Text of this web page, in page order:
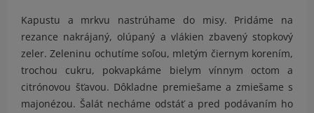
Kapustu a mrkvu nastrúhame do misy. Pridáme na
rezance nakrájaný, olúpaný a vlákien zbavený stopkový
zeler. Zeleninu ochutíme soľou, mletým čiernym korením,
trochou cukru, pokvapkáme bielym vínnym octom a
citrónovou šťavou. Dôkladne premiešame a zmiešame s
majonézou. Šalát necháme odstáť a pred podávaním ho